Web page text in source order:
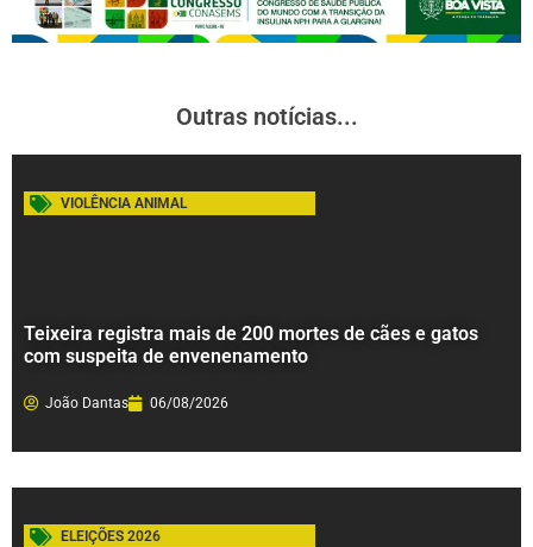
Outras notícias...
VIOLÊNCIA ANIMAL
Teixeira registra mais de 200 mortes de cães e gatos
com suspeita de envenenamento
João Dantas 06/08/2026
ELEIÇÕES 2026